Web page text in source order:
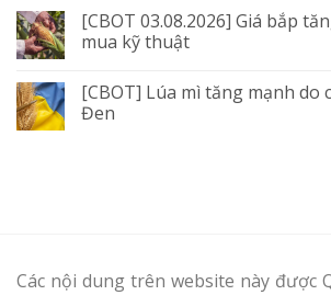
[CBOT 03.08.2026] Giá bắp
mua kỹ thuật
[CBOT] Lúa mì tăng mạnh do
Đen
Các nội dung trên website này được